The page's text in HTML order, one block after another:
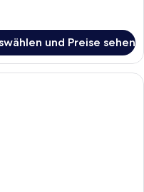
und Preise sehen
modernes Hotelzimmer mit zwei